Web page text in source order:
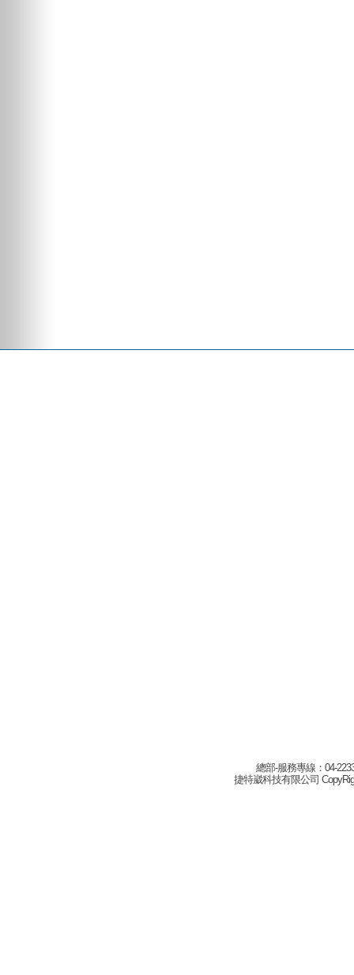
總部-服務專線：04-
捷特崴科技有限公司